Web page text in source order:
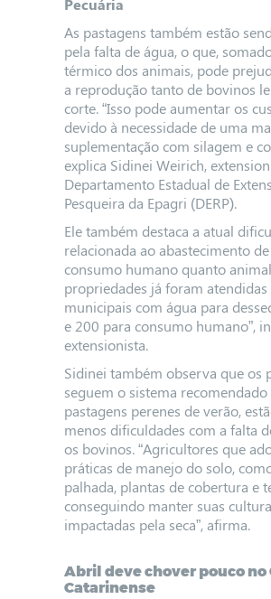
Pecuária
As pastagens também estão
pela falta de água, o que,
térmico dos animais, pode
a reprodução tanto de bovinos
corte. “Isso pode aumentar os
devido à necessidade de uma
suplementação com silagem e
explica Sidinei Weirich,
Departamento Estadual de
Pesqueira da Epagri (DERP).
Ele também destaca a atual
relacionada ao abastecimento
consumo humano quanto
propriedades já foram
municipais com água para
e 200 para consumo humano”,
extensionista.
Sidinei também observa que os
seguem o sistema
pastagens perenes de verão,
menos dificuldades com a falta
os bovinos. “Agricultores que
práticas de manejo do solo,
palhada, plantas de cobertura e
conseguindo manter suas
impactadas pela seca”, afirma.
Abril deve chover pouco no
Catarinense